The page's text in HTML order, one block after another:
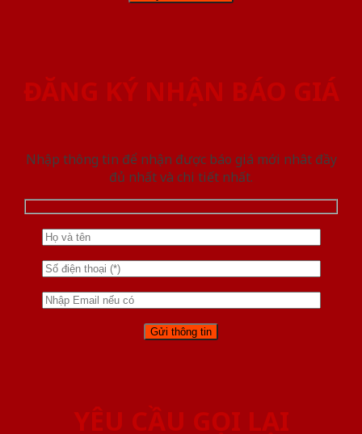
ĐĂNG KÝ NHẬN BÁO GIÁ
Nhập thông tin để nhận được báo giá mới nhât đầy
đủ nhất và chi tiết nhất.
YÊU CẦU GỌI LẠI